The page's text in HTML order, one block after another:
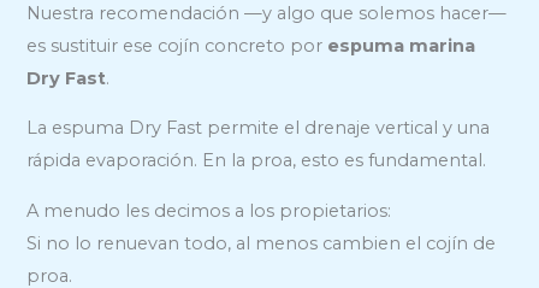
Nuestra recomendación —y algo que solemos hacer—
es sustituir ese cojín concreto por espuma marina
Dry Fast.
La espuma Dry Fast permite el drenaje vertical y una
rápida evaporación. En la proa, esto es fundamental.
A menudo les decimos a los propietarios:
Si no lo renuevan todo, al menos cambien el cojín de
proa.